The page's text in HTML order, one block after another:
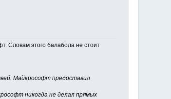
Словам этого балабола не стоит
Майкрософт предоставил
никогда не делал прямых